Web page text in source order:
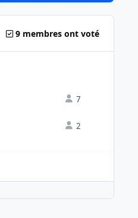
9 membres ont voté
7
2